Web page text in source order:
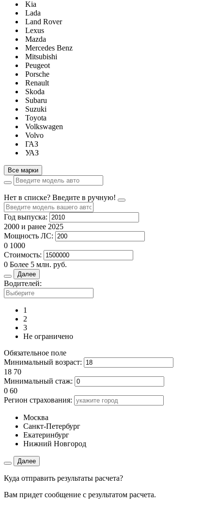
Kia
Lada
Land Rover
Lexus
Mazda
Mercedes Benz
Mitsubishi
Peugeot
Porsche
Renault
Skoda
Subaru
Suzuki
Toyota
Volkswagen
Volvo
ГАЗ
УАЗ
Все марки
Нет в списке? Введите в ручную!
Год выпуска:
2000 и ранее 2025
Мощность ЛС:
0 1000
Стоимость:
0 Более 5 млн. руб.
Далее
Водителей:
1
2
3
Не ограничено
Обязательное поле
Минимальный возраст:
18 70
Минимальный стаж:
0 60
Регион страхования:
Москва
Санкт-Петербург
Екатеринбург
Нижний Новгород
Далее
Куда отправить результаты расчета?
Вам придет сообщение с результатом расчета.